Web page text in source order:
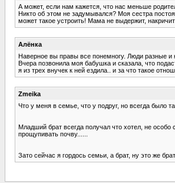
А может, если нам кажется, что нас меньше
Никто об этом не задумывался? Моя сестра
может такое устроить! Мама не выдержит,
Алёнка
Наверное вы правы все понемногу. Люди разные и
Вчера позвонила моя бабушка и сказала, что
я из трех внучек к ней ездила.. и за что такое
Zmeika
Что у меня в семье, что у подруг, но всегда было
Младший брат всегда получал что хотел, не
прощупивать почву......
Зато сейчас я гордось семьи, а брат, ну это же